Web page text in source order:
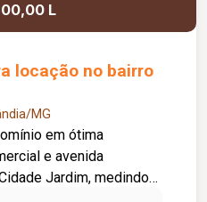
L
locação no bairro
MG
em ótima
e avenida
Jardim, medindo